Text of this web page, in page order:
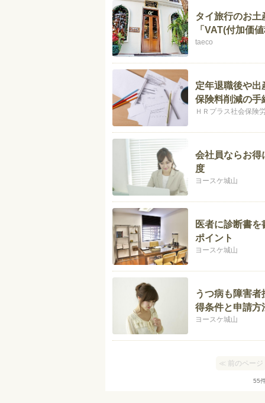
タイ旅行のお土
「VAT(付加価
taeco
定年退職後や出
保険料削減の手
ＨＲプラス社会保険
会社員ならお得
度
ヨースケ城山
医者に診断書
ポイント
ヨースケ城山
うつ病も障害
得条件と申請方
ヨースケ城山
≪ 前のページ
55